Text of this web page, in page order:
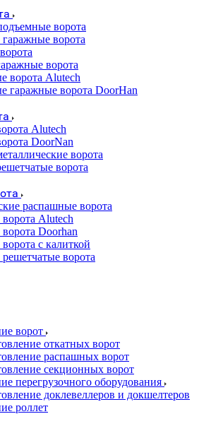
ворота
ворота
ворота
ворота Alutech
гаражные ворота DoorHan
Alutech
DoorNan
ворота
ворота
распашные ворота
Alutech
Doorhan
с калиткой
ворота
ворот
откатных ворот
распашных ворот
секционных ворот
перегрузочного оборудования
доклевеллеров и докшелтеров
роллет